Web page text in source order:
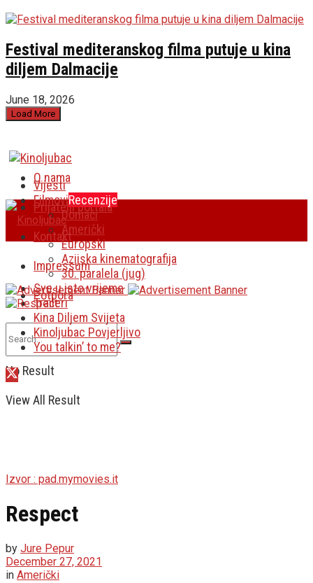
Festival mediteranskog filma putuje u kina
diljem Dalmacije
June 18, 2026
Load More
O nama
Prijatelji portala
Kontakt
Impressum
Potpora
No Result
View All Result
Vijesti
FilmoviRecenzije
Domaći
Američki
Europski
Azijska kinematografija
30. paralela (jug)
Sve u isto vrijeme
Traileri
Kina Diljem Svijeta
Kinoljubac Povjerljivo
You talkin’ to me?
Izvor : pad.mymovies.it
Respect
by Jure Pepur
December 27, 2021
in Američki